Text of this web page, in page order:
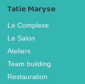
Tatie Maryse
Le Complexe
Le Salon
Ateliers
Team building
Restauration